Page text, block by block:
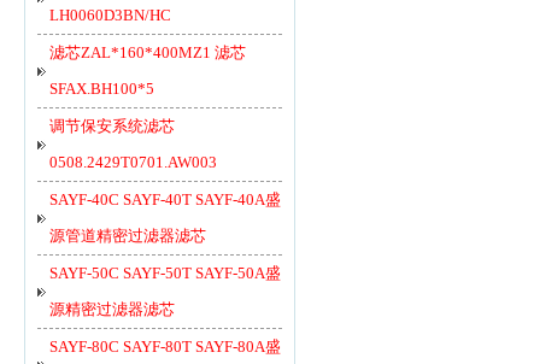
LH0060D3BN/HC
滤芯ZAL*160*400MZ1 滤芯
SFAX.BH100*5
调节保安系统滤芯
0508.2429T0701.AW003
SAYF-40C SAYF-40T SAYF-40A盛
源管道精密过滤器滤芯
SAYF-50C SAYF-50T SAYF-50A盛
源精密过滤器滤芯
SAYF-80C SAYF-80T SAYF-80A盛